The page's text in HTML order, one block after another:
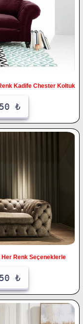
Kadife Chester Koltuk
₺
Renk Seçeneklerle
₺